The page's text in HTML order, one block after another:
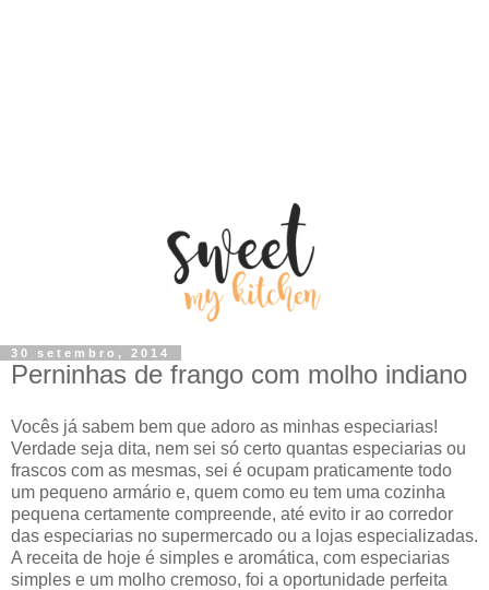
30 setembro, 2014
Perninhas de frango com molho indiano
Vocês já sabem bem que adoro as minhas especiarias!
Verdade seja dita, nem sei só certo quantas especiarias ou
frascos com as mesmas, sei é ocupam praticamente todo
um pequeno armário e, quem como eu tem uma cozinha
pequena certamente compreende, até evito ir ao corredor
das especiarias no supermercado ou a lojas especializadas.
A receita de hoje é simples e aromática, com especiarias
simples e um molho cremoso, foi a oportunidade perfeita